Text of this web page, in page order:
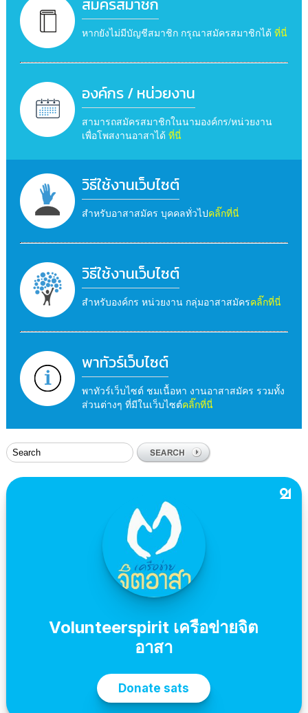
หากยังไม่มีบัญชีสมาชิก กรุณาสมัครสมาชิกได้ ที่นี่
องค์กร / หน่วยงาน
สามารถสมัครสมาชิกในนามองค์กร/หน่วยงาน
เพื่อโพสงานอาสาได้ ที่นี่
วิธีใช้งานเว็บไซต์
สำหรับอาสาสมัคร บุคคลทั่วไปคลิ๊กที่นี่
วิธีใช้งานเว็บไซต์
สำหรับองค์กร หน่วยงาน กลุ่มอาสาสมัครคลิ๊กที่นี่
พาทัวร์เว็บไซต์
พาทัวร์เว็บไซต์ ชมเนื้อหา งานอาสาสมัคร รวมทั้ง
ส่วนต่างๆ ที่มีในเว็บไซต์คลิ๊กที่นี่